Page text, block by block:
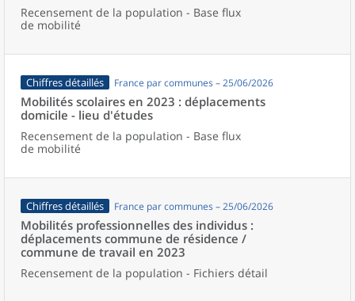
Recensement de la population - Base flux
de mobilité
Chiffres détaillés France par communes – 25/06/2026
Mobilités scolaires en 2023 : déplacements
domicile - lieu d'études
Recensement de la population - Base flux
de mobilité
Chiffres détaillés France par communes – 25/06/2026
Mobilités professionnelles des individus :
déplacements commune de résidence /
commune de travail en 2023
Recensement de la population - Fichiers détail